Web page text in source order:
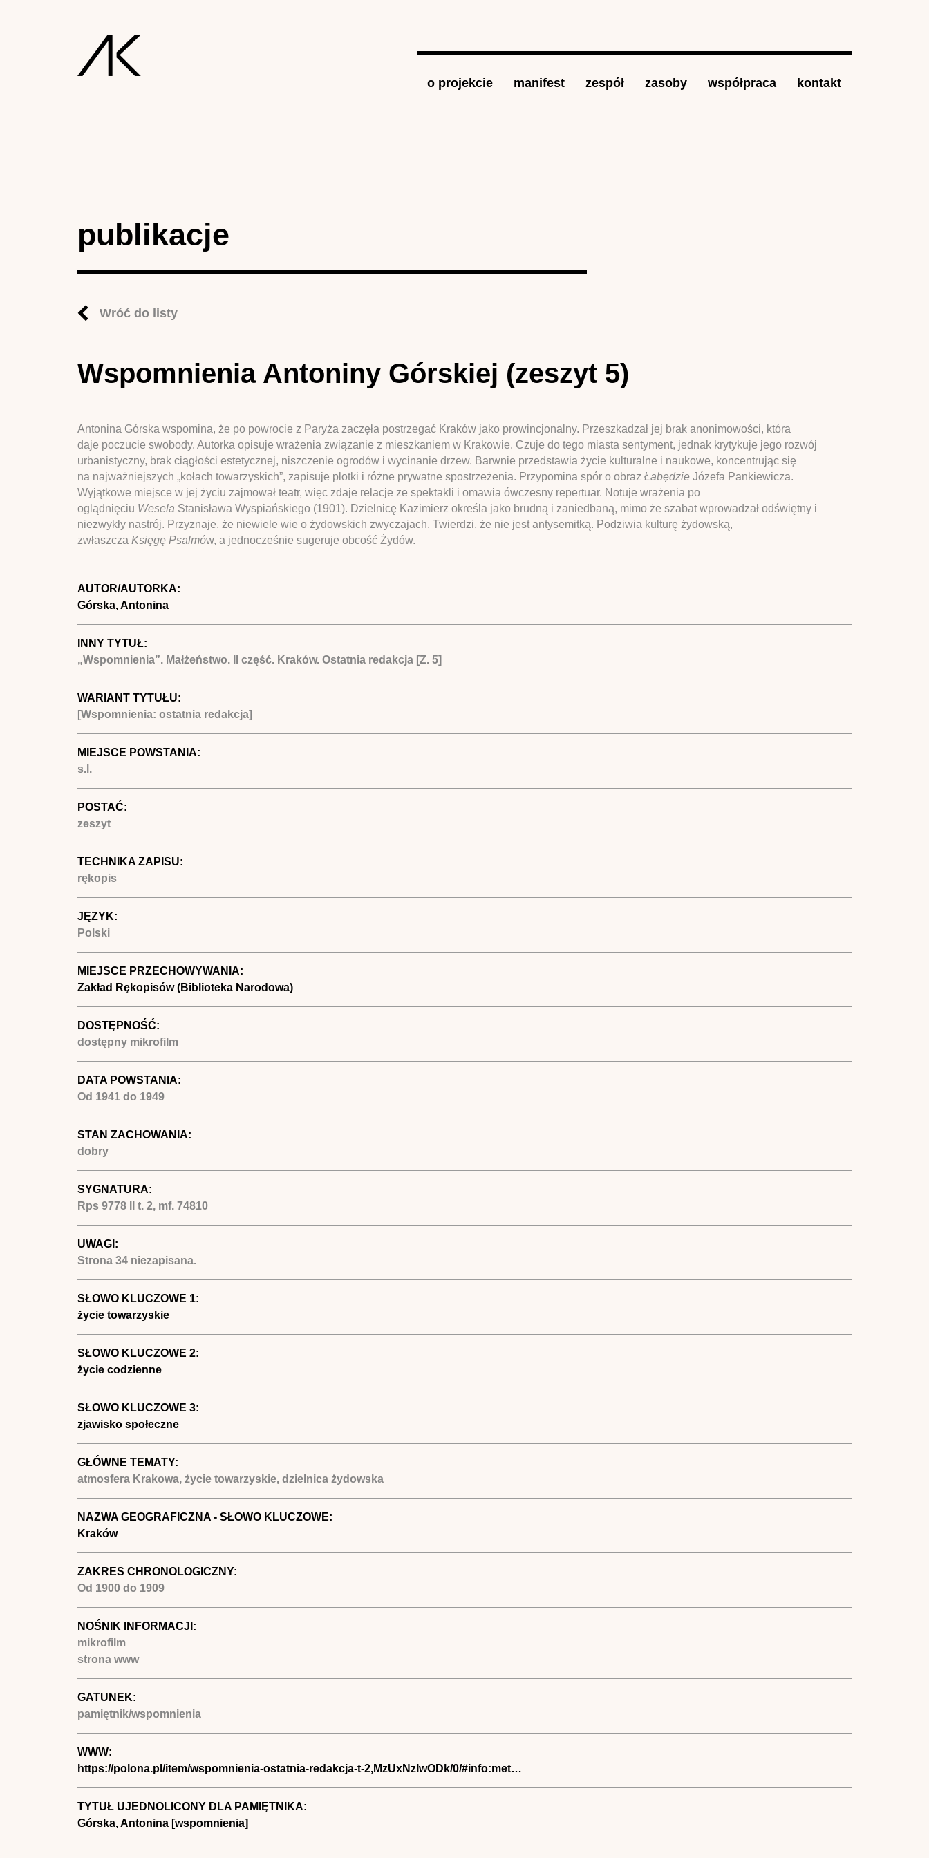
o projekcie manifest zespół zasoby współpraca kontakt
publikacje
Wróć do listy
Wspomnienia Antoniny Górskiej (zeszyt 5)
Antonina Górska wspomina, że po powrocie z Paryża zaczęła postrzegać Kraków jako prowincjonalny. Przeszkadzał jej brak anonimowości, która
daje poczucie swobody. Autorka opisuje wrażenia związanie z mieszkaniem w Krakowie. Czuje do tego miasta sentyment, jednak krytykuje jego rozwój
urbanistyczny, brak ciągłości estetycznej, niszczenie ogrodów i wycinanie drzew. Barwnie przedstawia życie kulturalne i naukowe, koncentrując się
na najważniejszych „kołach towarzyskich”, zapisuje plotki i różne prywatne spostrzeżenia. Przypomina spór o obraz Łabędzie Józefa Pankiewicza.
Wyjątkowe miejsce w jej życiu zajmował teatr, więc zdaje relacje ze spektakli i omawia ówczesny repertuar. Notuje wrażenia po
oglądnięciu Wesela Stanisława Wyspiańskiego (1901). Dzielnicę Kazimierz określa jako brudną i zaniedbaną, mimo że szabat wprowadzał odświętny i
niezwykły nastrój. Przyznaje, że niewiele wie o żydowskich zwyczajach. Twierdzi, że nie jest antysemitką. Podziwia kulturę żydowską,
zwłaszcza Księgę Psalmów, a jednocześnie sugeruje obcość Żydów.
AUTOR/AUTORKA:
Górska, Antonina
INNY TYTUŁ:
„Wspomnienia”. Małżeństwo. II część. Kraków. Ostatnia redakcja [Z. 5]
WARIANT TYTUŁU:
[Wspomnienia: ostatnia redakcja]
MIEJSCE POWSTANIA:
s.l.
POSTAĆ:
zeszyt
TECHNIKA ZAPISU:
rękopis
JĘZYK:
Polski
MIEJSCE PRZECHOWYWANIA:
Zakład Rękopisów (Biblioteka Narodowa)
DOSTĘPNOŚĆ:
dostępny mikrofilm
DATA POWSTANIA:
Od 1941do 1949
STAN ZACHOWANIA:
dobry
SYGNATURA:
Rps 9778 II t. 2, mf. 74810
UWAGI:
Strona 34 niezapisana.
SŁOWO KLUCZOWE 1:
życie towarzyskie
SŁOWO KLUCZOWE 2:
życie codzienne
SŁOWO KLUCZOWE 3:
zjawisko społeczne
GŁÓWNE TEMATY:
atmosfera Krakowa, życie towarzyskie, dzielnica żydowska
NAZWA GEOGRAFICZNA - SŁOWO KLUCZOWE:
Kraków
ZAKRES CHRONOLOGICZNY:
Od 1900do 1909
NOŚNIK INFORMACJI:
mikrofilm
strona www
GATUNEK:
pamiętnik/wspomnienia
WWW:
https://polona.pl/item/wspomnienia-ostatnia-redakcja-t-2,MzUxNzIwODk/0/#info:met…
TYTUŁ UJEDNOLICONY DLA PAMIĘTNIKA:
Górska, Antonina [wspomnienia]